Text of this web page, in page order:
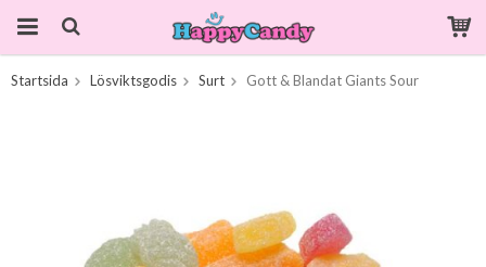
Startsida Lösviktsgodis Surt Gott & Blandat Giants Sour